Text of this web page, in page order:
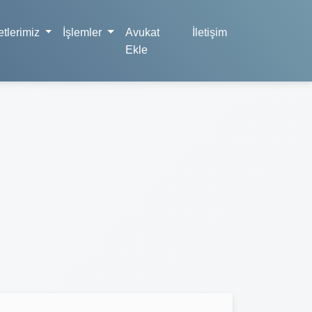
İşlemler
Avukat
Ekle
İletişim